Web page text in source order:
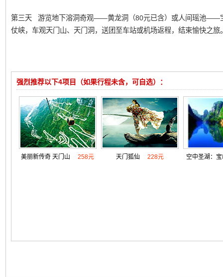
第三天 游览地下溶洞奇观——黄龙洞（80元已含）或人间瑶池——
仗峡，车观天门山、天门洞，送团至车站或机场返程，结束愉快之旅
强烈推荐以下4项目（如果行程未含，可自选）：
美丽新传奇 天门山 258元 天门狐仙 228元 空中圣湖：